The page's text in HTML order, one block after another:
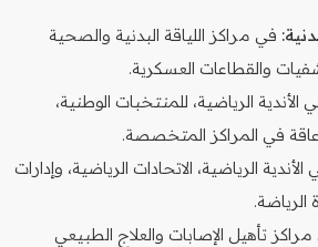
في مراكز اللياقة البدنية والصحية
والقطاعات العسكرية.
الأندية الرياضية، للمنتخبات الوطنية،
في المراكز المتخصصة.
الأندية الرياضية، الاتحادات الرياضية، وإدارات
الرياضة.
تأهيل الإصابات والعلاج الطبيعي